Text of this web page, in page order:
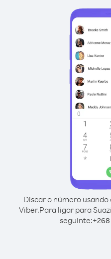
Discar o número
Viber.Para ligar para
seguinte:+268